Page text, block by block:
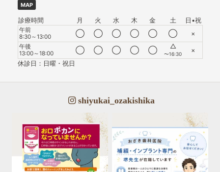
MAP
診療時間 月 火 水 木 金 土 日•祝
午前
8:30～13:00
◯ ◯ ◯ ◯ ◯ ◯ ×
午後
13:00～18:00
◯ ◯ ◯ ◯ ◯ △
〜16:30
×
休診日：日曜・祝日
shiyukai_ozakishika